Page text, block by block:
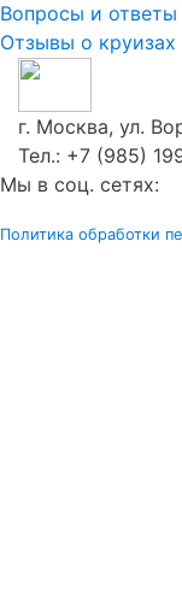
Вопросы и ответы
Отзывы о круизах
г. Москва, ул.
Тел.: +7 (985)
Мы в соц. сетях:
Политика обработки